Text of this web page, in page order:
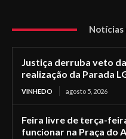
Notícias
Justiça derruba veto
realização da Parada
VINHEDO agosto 5, 2026
Feira livre de terça-
funcionar na Praça do